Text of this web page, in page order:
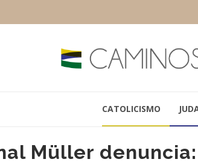
CATOLICISMO
Müller